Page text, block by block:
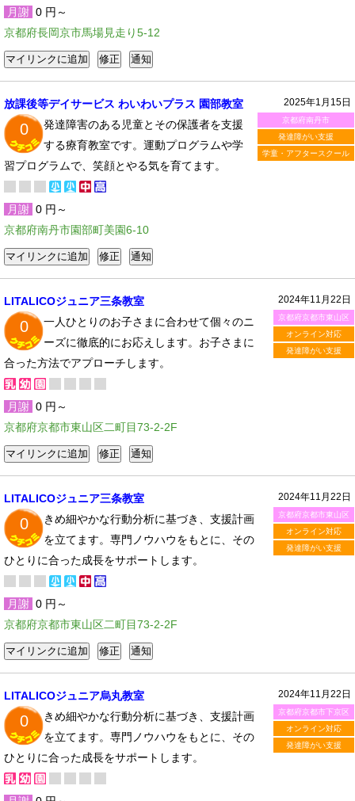
月謝 0 円～
京都府長岡京市馬場見走り5-12
2025年1月15日
京都府南丹市
発達障がい支援
学童・アフタースクール
放課後等デイサービス わいわいプラス 園部教室
0
発達障害のある児童とその保護者を支援
する療育教室です。運動プログラムや学
習プログラムで、笑顔とやる気を育てます。
月謝 0 円～
京都府南丹市園部町美園6-10
2024年11月22日
京都府京都市東山区
オンライン対応
発達障がい支援
LITALICOジュニア三条教室
0
一人ひとりのお子さまに合わせて個々のニ
ーズに徹底的にお応えします。お子さまに
合った方法でアプローチします。
月謝 0 円～
京都府京都市東山区二町目73-2-2F
2024年11月22日
京都府京都市東山区
オンライン対応
発達障がい支援
LITALICOジュニア三条教室
0
きめ細やかな行動分析に基づき、支援計画
を立てます。専門ノウハウをもとに、その
ひとりに合った成長をサポートします。
月謝 0 円～
京都府京都市東山区二町目73-2-2F
2024年11月22日
京都府京都市下京区
オンライン対応
発達障がい支援
LITALICOジュニア烏丸教室
0
きめ細やかな行動分析に基づき、支援計画
を立てます。専門ノウハウをもとに、その
ひとりに合った成長をサポートします。